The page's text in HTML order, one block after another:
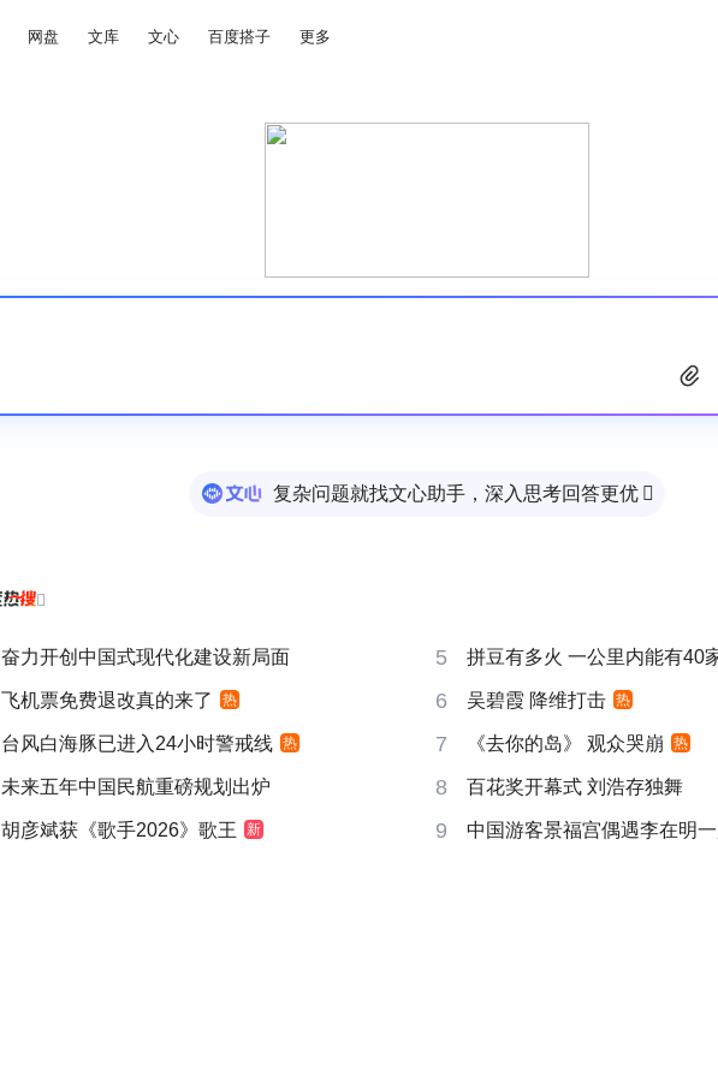
网盘 文库 文心 百度搭子 更多
复杂问题就找文心助手，深入思考回答更优 

奋力开创中国式现代化建设新局面 5 拼豆有多火 一公里内能有40
飞机票免费退改真的来了 热 6 吴碧霞 降维打击 热
台风白海豚已进入24小时警戒线 热 7 《去你的岛》 观众哭崩 热
未来五年中国民航重磅规划出炉 8 百花奖开幕式 刘浩存独舞
胡彦斌获《歌手2026》歌王 新 9 中国游客景福宫偶遇李在明